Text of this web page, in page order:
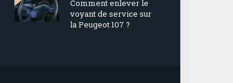
Comment enlever le
voyant de service sur
la Peugeot 107 ?